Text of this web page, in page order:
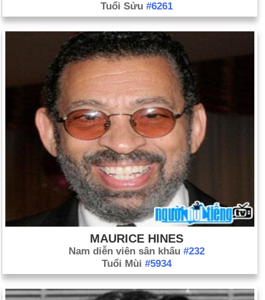
Tuổi Sửu #6261
MAURICE HINES
Nam diễn viên sân khấu #232
Tuổi Mùi #5934